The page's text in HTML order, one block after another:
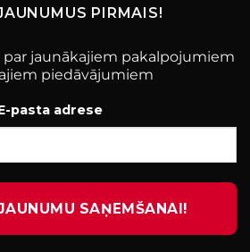
PIRMAIS!
jaunākajiem pakalpojumiem
piedāvājumiem
pasta adrese